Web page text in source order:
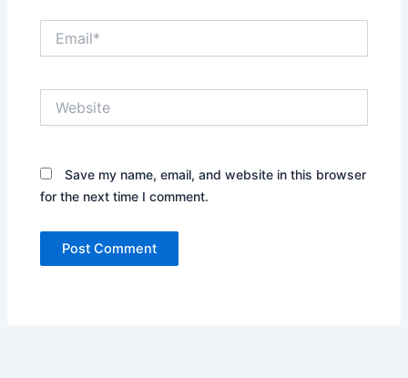
Save my name, email, and website in this browser
for the next time I comment.